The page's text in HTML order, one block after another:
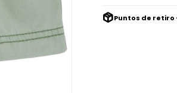
Puntos de retiro